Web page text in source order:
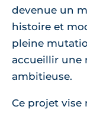
devenue un
histoire et
pleine
accueillir une
ambitieuse.
Ce projet